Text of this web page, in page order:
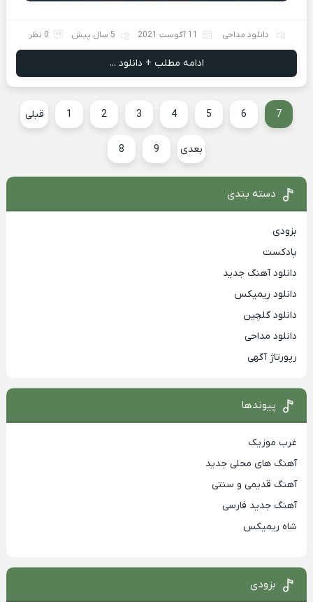
دانلود مداحی 11 آگوست 2021 5 سال پیش 0 نظر
ادامه مطلب + دانلود ...
قبلی 1 2 3 4 5 6 7
8 9 بعدی
دسته بندی
بزودی
پادکست
دانلود آهنگ جدید
دانلود ریمیکس
دانلود گلچین
دانلود مداحی
رپورتاژ آگهی
پیوندها
غرب موزیک
آهنگ های محلی جدید
آهنگ قدیمی و سنتی
آهنگ جدید فارسی
شاه ریمیکس
بزودی